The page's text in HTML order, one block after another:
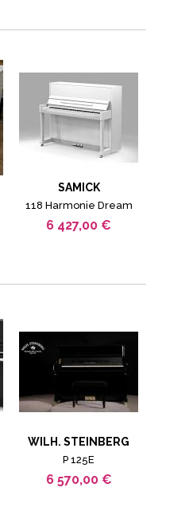
SAMICK
118 Harmonie Dream
6 427,00 €
WILH. STEINBERG
P 125E
6 570,00 €